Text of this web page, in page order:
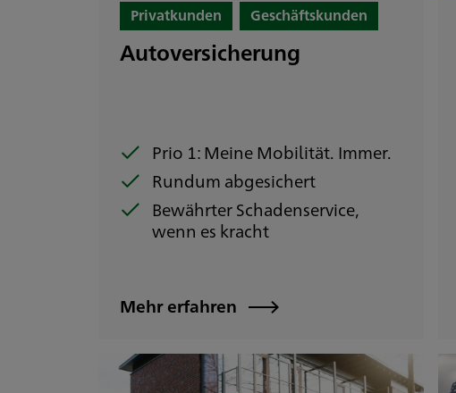
Privatkunden Geschäftskunden
Autoversicherung
Prio 1: Meine Mobilität. Immer.
Rundum abgesichert
Bewährter Schadenservice,
wenn es kracht
Mehr erfahren